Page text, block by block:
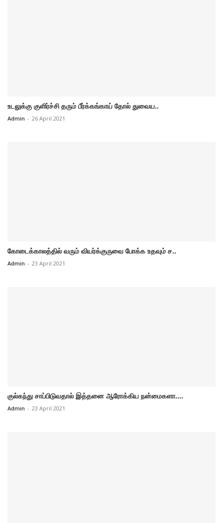
உடலுக்கு குளிர்ச்சி தரும் பீர்க்கங்காய் தோல் துவைய..
Admin - 26 April 2021
கோடைக்காலத்தில் வரும் வியர்க்குருவை போக்க உதவும் ச..
Admin - 23 April 2021
குல்கந்து சாப்பிடுவதால் இத்தனை ஆரோக்கிய நன்மைகளா....
Admin - 23 April 2021